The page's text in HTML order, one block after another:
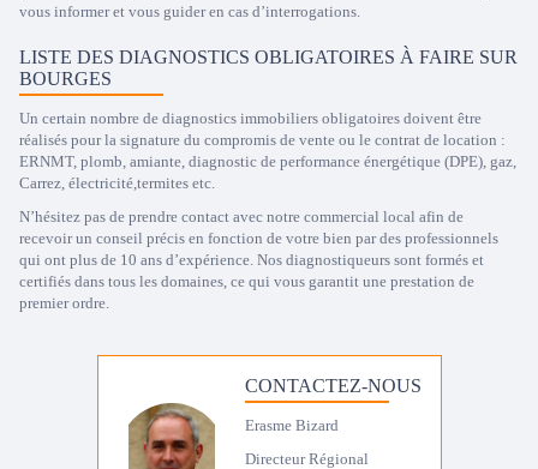
vous informer et vous guider en cas d’interrogations.
LISTE DES DIAGNOSTICS OBLIGATOIRES À FAIRE SUR
BOURGES
Un certain nombre de diagnostics immobiliers obligatoires doivent être
réalisés pour la signature du compromis de vente ou le contrat de location :
ERNMT, plomb, amiante, diagnostic de performance énergétique (DPE), gaz,
Carrez, électricité,termites etc.
N’hésitez pas de prendre contact avec notre commercial local afin de
recevoir un conseil précis en fonction de votre bien par des professionnels
qui ont plus de 10 ans d’expérience. Nos diagnostiqueurs sont formés et
certifiés dans tous les domaines, ce qui vous garantit une prestation de
premier ordre.
CONTACTEZ-NOUS
Erasme Bizard
Directeur Régional